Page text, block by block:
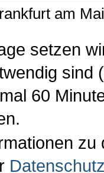
am
setzen
60